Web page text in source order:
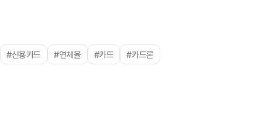
#신용카드 #연체율 #카드 #카드론